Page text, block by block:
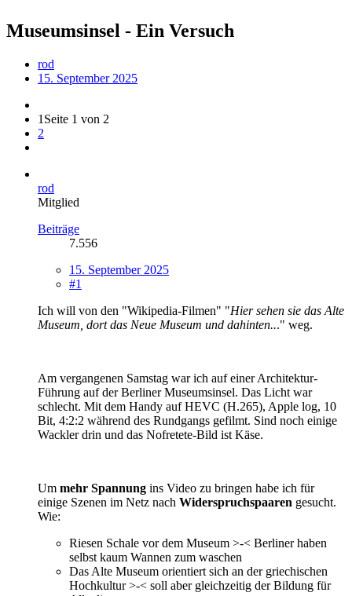
Museumsinsel - Ein Versuch
rod
15. September 2025
1 Seite 1 von 2
2
rod
Mitglied
Beiträge
7.556
15. September 2025
#1
Ich will von den "Wikipedia-Filmen" "Hier sehen sie das Alte
Museum, dort das Neue Museum und dahinten..." weg.
Am vergangenen Samstag war ich auf einer Architektur-
Führung auf der Berliner Museumsinsel. Das Licht war
schlecht. Mit dem Handy auf HEVC (H.265), Apple log, 10
Bit, 4:2:2 während des Rundgangs gefilmt. Sind noch einige
Wackler drin und das Nofretete-Bild ist Käse.
Um mehr Spannung ins Video zu bringen habe ich für
einige Szenen im Netz nach Widerspruchspaaren gesucht.
Wie:
Riesen Schale vor dem Museum >-< Berliner haben
selbst kaum Wannen zum waschen
Das Alte Museum orientiert sich an der griechischen
Hochkultur >-< soll aber gleichzeitig der Bildung für